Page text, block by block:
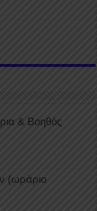
& Βοηθός
(ωράριο